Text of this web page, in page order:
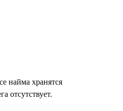
найма хранятся
отсутствует.